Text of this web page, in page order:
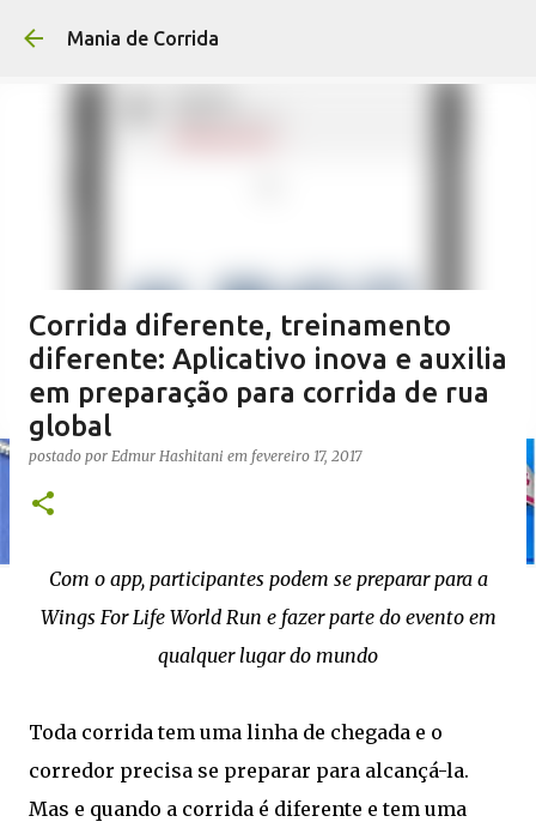
Mania de Corrida
Corrida diferente, treinamento
diferente: Aplicativo inova e auxilia
em preparação para corrida de rua
global
postado por Edmur Hashitani em fevereiro 17, 2017
Com o app, participantes podem se preparar para a
Wings For Life World Run e fazer parte do evento em
qualquer lugar do mundo
Toda corrida tem uma linha de chegada e o
corredor precisa se preparar para alcançá-la.
Mas e quando a corrida é diferente e tem uma